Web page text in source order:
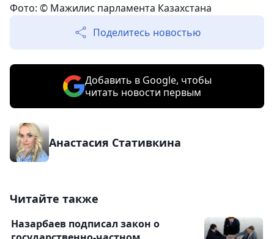
Фото: © Мажилис парламента Казахстана
Поделитесь новостью
Добавить в Google, чтобы
читать новости первым
Анастасия Стативкина
Читайте также
Назарбаев подписал закон о